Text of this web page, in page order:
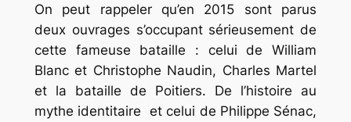
On peut rappeler qu’en 2015 sont parus
deux ouvrages s’occupant sérieusement de
cette fameuse bataille : celui de William
Blanc et Christophe Naudin, Charles Martel
et la bataille de Poitiers. De l’histoire au
mythe identitaire et celui de Philippe Sénac,